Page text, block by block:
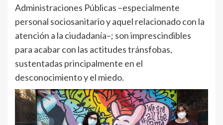
Administraciones Públicas –especialmente
personal sociosanitario y aquel relacionado con la
atención a la ciudadanía–; son imprescindibles
para acabar con las actitudes tránsfobas,
sustentadas principalmente en el
desconocimiento y el miedo.